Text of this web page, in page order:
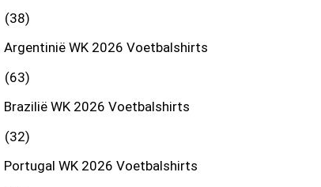
38
Argentinië WK 2026 Voetbalshirts
63
Brazilië WK 2026 Voetbalshirts
32
Portugal WK 2026 Voetbalshirts